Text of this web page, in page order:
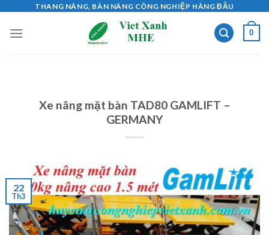
content
THANG NÂNG, BÀN NÂNG CÔNG NGHIỆP HÀNG ĐẦU
0
Xe nâng mặt bàn TAD80 GAMLIFT –
GERMANY
22
Th3